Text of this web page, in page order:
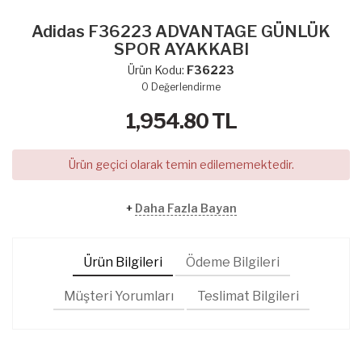
Adidas F36223 ADVANTAGE GÜNLÜK
SPOR AYAKKABI
Ürün Kodu: F36223
0 Değerlendirme
1,954.80TL
Ürün geçici olarak temin edilememektedir.
+ Daha Fazla Bayan
Ürün Bilgileri Ödeme Bilgileri
Müşteri Yorumları Teslimat Bilgileri